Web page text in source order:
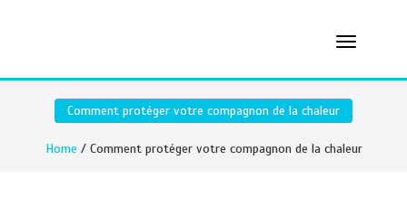
Comment protéger votre compagnon de la chaleur
Home / Comment protéger votre compagnon de la chaleur